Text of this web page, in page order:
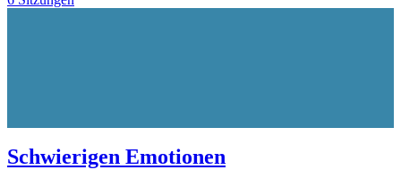
Schwierigen Emotionen